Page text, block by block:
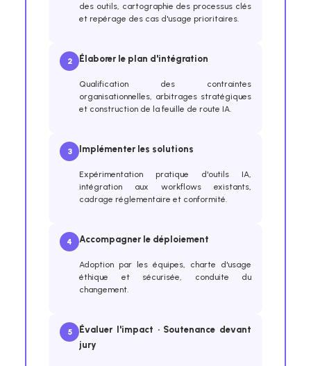
des outils, cartographie des processus clés
et repérage des cas d'usage prioritaires.
2 Élaborer le plan d'intégration
Qualification des contraintes
organisationnelles, arbitrages stratégiques
et construction de la feuille de route IA.
3 Implémenter les solutions
Expérimentation pratique d'outils IA,
intégration aux workflows existants,
cadrage réglementaire et conformité.
4 Accompagner le déploiement
Adoption par les équipes, charte d'usage
éthique et sécurisée, conduite du
changement.
5
Évaluer l'impact · Soutenance devant
jury